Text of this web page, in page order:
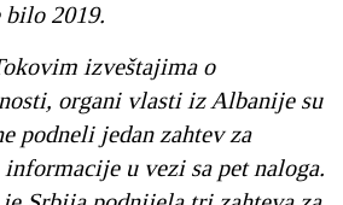
2019.
izveštajima o
organi vlasti iz Albanije su
podneli jedan zahtev za
u vezi sa pet naloga.